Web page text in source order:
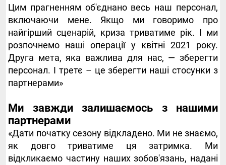
Цим прагненням об'єднано весь наш персонал,
включаючи мене. Якщо ми говоримо про
найгірший сценарій, криза триватиме рік. І ми
розпочнемо наші операції у квітні 2021 року.
Друга мета, яка важлива для нас, — зберегти
персонал. І третє – це зберегти наші стосунки з
партнерами»
Ми завжди залишаємось з нашими
партнерами
«Дати початку сезону відкладено. Ми не знаємо,
як довго триватиме ця затримка. Ми
відкликаємо частину наших зобов'язань, надані